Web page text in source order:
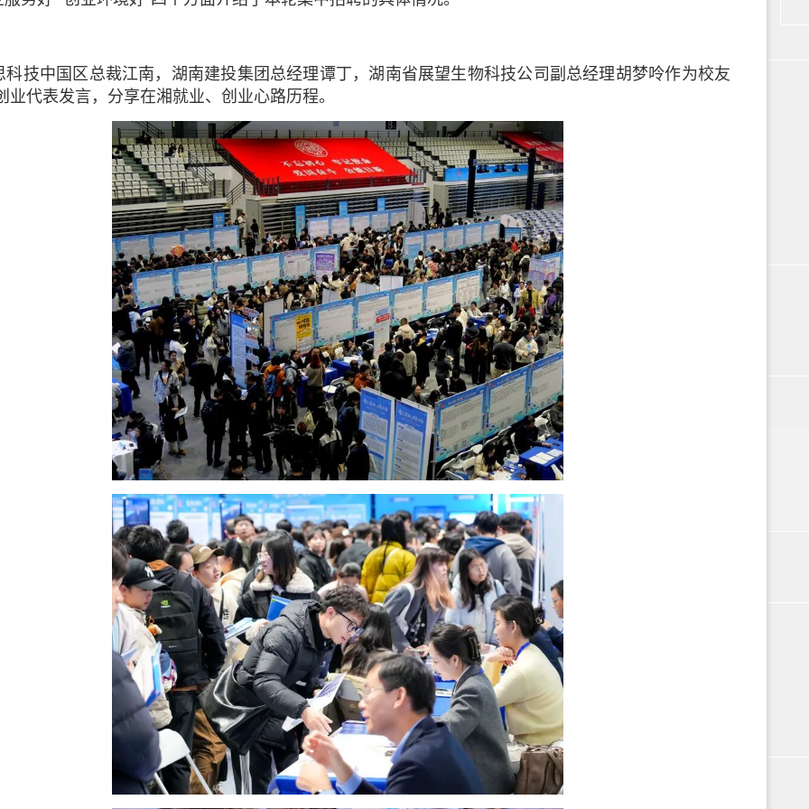
科技中国区总裁江南，湖南建投集团总经理谭丁，湖南省展望生物科技公司副总经理胡梦呤作为校友
业代表发言，分享在湘就业、创业心路历程。